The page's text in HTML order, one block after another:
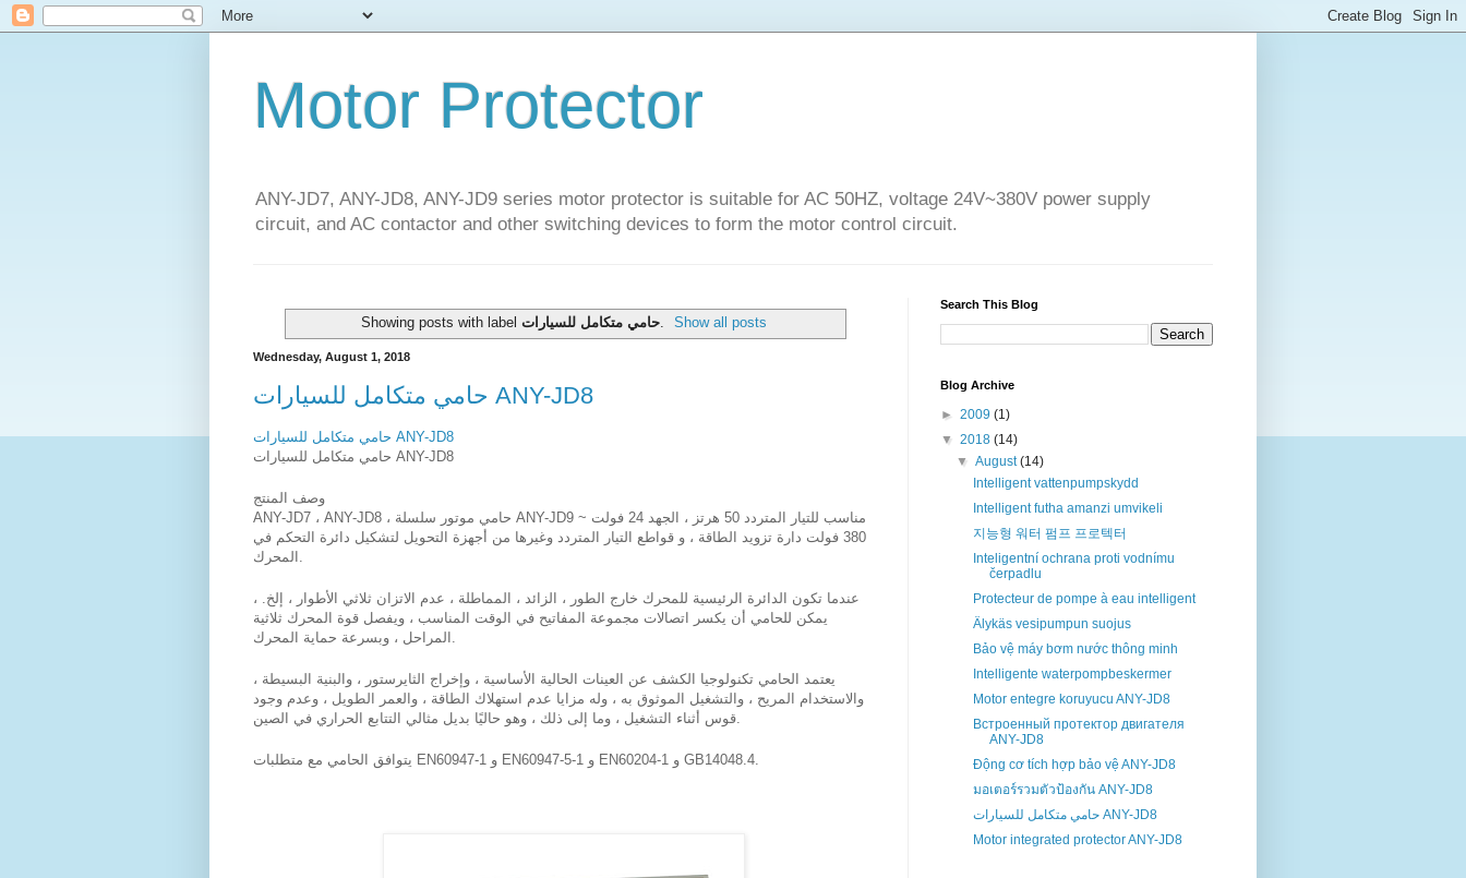
Motor Protector
ANY-JD7, ANY-JD8, ANY-JD9 series motor protector is suitable for AC 50HZ, voltage 24V~380V power supply
circuit, and AC contactor and other switching devices to form the motor control circuit.
Showing posts with label حامي متكامل للسيارات. Show all posts
Wednesday, August 1, 2018
حامي متكامل للسيارات ANY-JD8
حامي متكامل للسيارات ANY-JD8
حامي متكامل للسيارات ANY-JD8
وصف المنتج
ANY-JD7 ، ANY-JD8 ، حامي موتور سلسلة ANY-JD9 مناسب للتيار المتردد 50 هرتز ، الجهد 24 فولت ~
380 فولت دارة تزويد الطاقة ، و قواطع التيار المتردد وغيرها من أجهزة التحويل لتشكيل دائرة التحكم في
عندما تكون الدائرة الرئيسية للمحرك خارج الطور ، الزائد ، المماطلة ، عدم الاتزان ثلاثي الأطوار ، إلخ. ،
يمكن للحامي أن يكسر اتصالات مجموعة المفاتيح في الوقت المناسب ، ويفصل قوة المحرك ثلاثية
يعتمد الحامي تكنولوجيا الكشف عن العينات الحالية الأساسية ، وإخراج الثايرستور ، والبنية البسيطة ،
والاستخدام المريح ، والتشغيل الموثوق به ، وله مزايا عدم استهلاك الطاقة ، والعمر الطويل ، وعدم وجود
يتوافق الحامي مع متطلبات EN60947-1 و EN60947-5-1 و EN60204-1 و GB14048.4.
Search This Blog
Blog Archive
► 2009 (1)
▼ 2018 (14)
▼August(14)
Intelligent vattenpumpskydd
Intelligent futha amanzi umvikeli
지능형 워터 펌프 프로텍터
Inteligentní ochrana proti vodnímu
čerpadlu
Protecteur de pompe à eau intelligent
Älykäs vesipumpun suojus
Bảo vệ máy bơm nước thông minh
Intelligente waterpompbeskermer
Motor entegre koruyucu ANY-JD8
Встроенный протектор двигателя
ANY-JD8
Động cơ tích hợp bảo vệ ANY-JD8
มอเตอร์รวมตัวป้องกัน ANY-JD8
حامي متكامل للسيارات ANY-JD8
Motor integrated protector ANY-JD8